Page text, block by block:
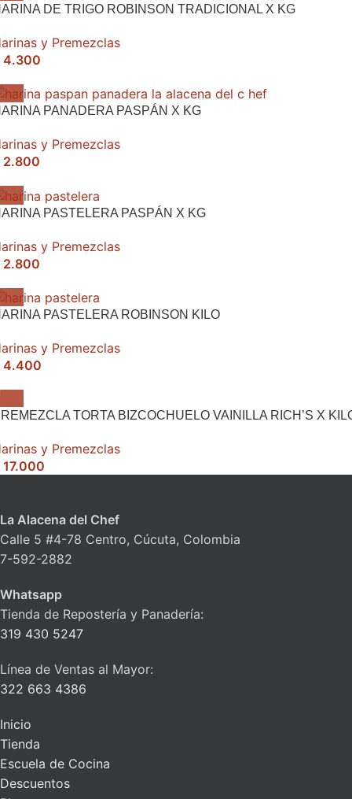
DE TRIGO ROBINSON TRADICIONAL X KG
y Premezclas
4.300
PANADERA PASPÁN X KG
y Premezclas
2.800
PASTELERA PASPÁN X KG
y Premezclas
2.800
PASTELERA ROBINSON KILO
y Premezclas
4.400
TORTA BIZCOCHUELO VAINILLA RICH’S X
y Premezclas
17.000
La Alacena del Chef
Calle 5 #4-78 Centro, Cúcuta, Colombia
7-592-2882
Whatsapp
Tienda de Repostería y Panadería:
319 430 5247
Línea de Ventas al Mayor:
322 663 4386
Inicio
Tienda
Escuela de Cocina
Descuentos